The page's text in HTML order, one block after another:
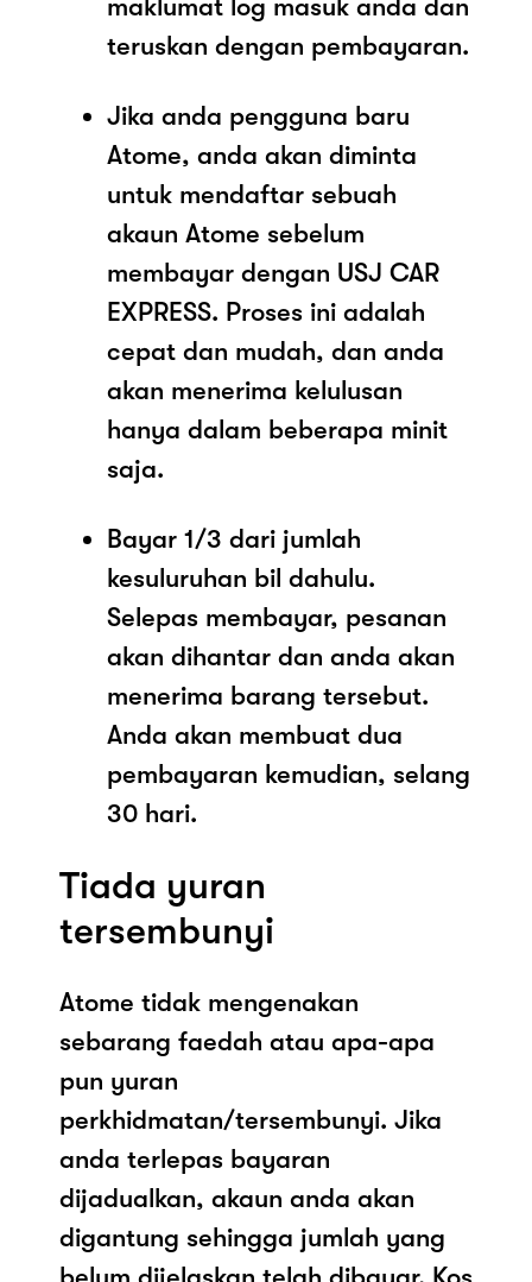
maklumat log masuk anda dan
teruskan dengan pembayaran.
Jika anda pengguna baru
Atome, anda akan diminta
untuk mendaftar sebuah
akaun Atome sebelum
membayar dengan USJ CAR
EXPRESS. Proses ini adalah
cepat dan mudah, dan anda
akan menerima kelulusan
hanya dalam beberapa minit
saja.
Bayar 1/3 dari jumlah
kesuluruhan bil dahulu.
Selepas membayar, pesanan
akan dihantar dan anda akan
menerima barang tersebut.
Anda akan membuat dua
pembayaran kemudian, selang
30 hari.
Tiada yuran
tersembunyi
Atome tidak mengenakan
sebarang faedah atau apa-apa
pun yuran
perkhidmatan/tersembunyi. Jika
anda terlepas bayaran
dijadualkan, akaun anda akan
digantung sehingga jumlah yang